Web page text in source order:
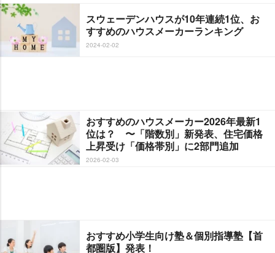
スウェーデンハウスが10年連続1位、お
すすめのハウスメーカーランキング
2024-02-02
おすすめのハウスメーカー2026年最新1
位は？ 〜「階数別」新発表、住宅価格
上昇受け「価格帯別」に2部門追加
2026-02-03
おすすめ小学生向け塾＆個別指導塾【首
都圏版】発表！